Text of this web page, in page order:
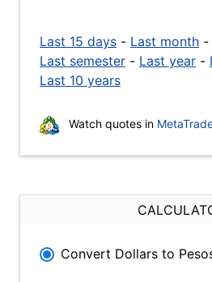
Last 15 days - Last month -
Last semester - Last year -
Last 10 years
Watch quotes in
Convert Dollars to